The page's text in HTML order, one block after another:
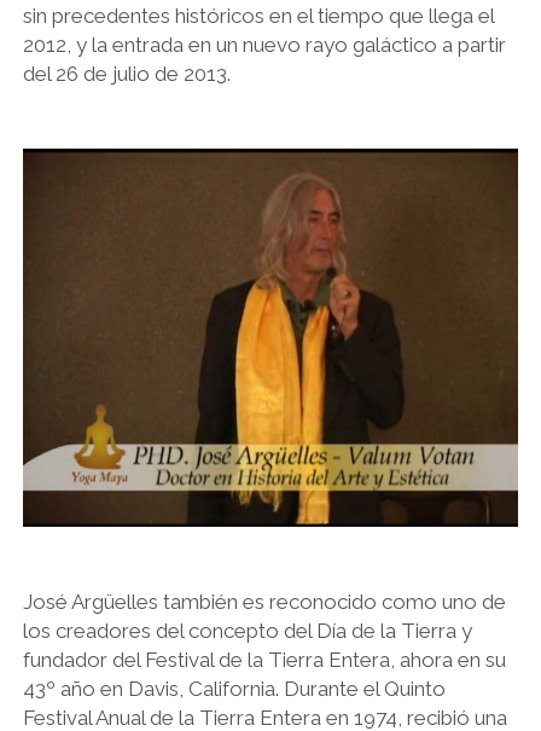
sin precedentes históricos en el tiempo que llega el
2012, y la entrada en un nuevo rayo galáctico a partir
del 26 de julio de 2013.
José Argüelles también es reconocido como uno de
los creadores del concepto del Día de la Tierra y
fundador del Festival de la Tierra Entera, ahora en su
43º año en Davis, California. Durante el Quinto
Festival Anual de la Tierra Entera en 1974, recibió una